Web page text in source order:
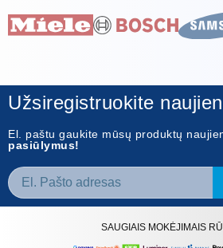
Užsiregistruokite
El. paštu gaukite mūsų produktų
pasiūlymus!
SAUGIAIS MOKĖJIMAIS